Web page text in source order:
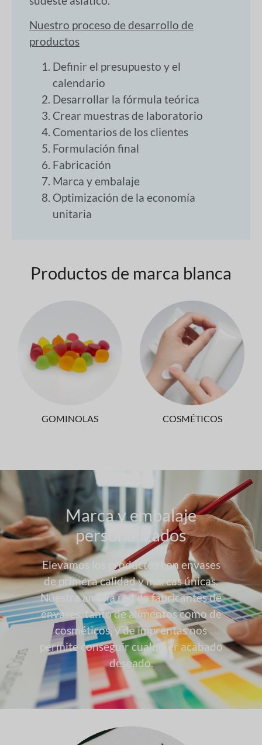
Nuestro proceso de desarrollo de
productos
Definir el presupuesto y el
calendario
Desarrollar la fórmula teórica
Crear muestras de laboratorio
Comentarios de los clientes
Formulación final
Fabricación
Marca y embalaje
Optimización de la economía
unitaria
Productos de marca blanca
GOMINOLAS COSMÉTICOS
Marca y embalaje
personalizados
Elevamos los productos con envases
de primera calidad y marcas únicas.
Nuestra amplia red de fabricantes de
envases, tanto de alimentos como de
cosméticos, y de imprentas nos
permite conseguir cualquier acabado
deseado.